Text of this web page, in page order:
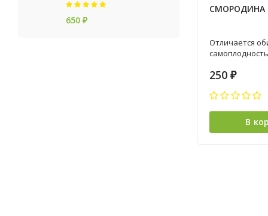
650 ₽
СМОРОДИНА
Отличается
почвы, очень
кислые, очень
250 ₽
В